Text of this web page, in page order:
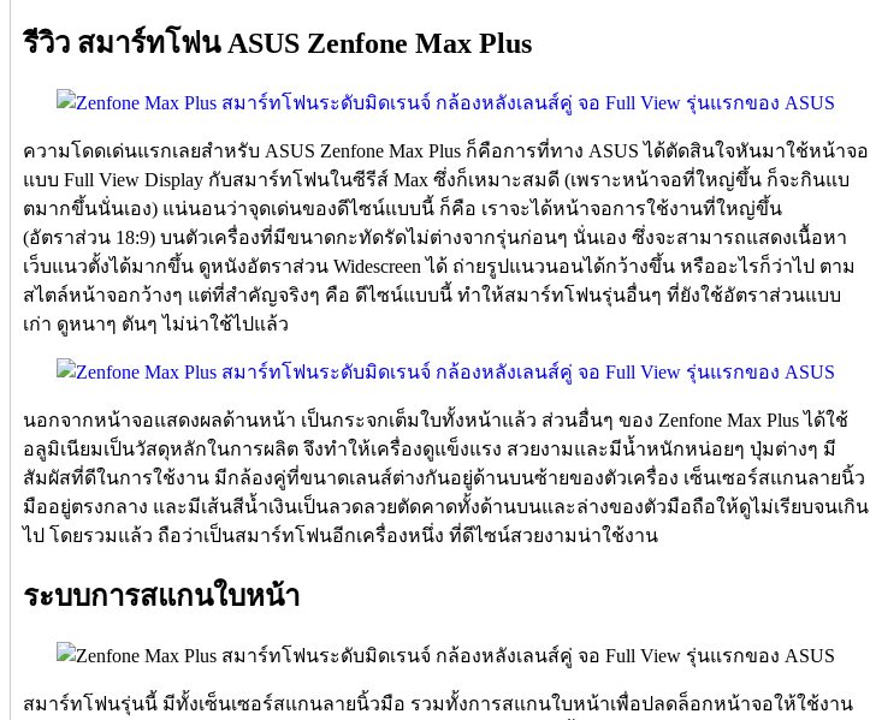
รีวิว สมาร์ทโฟน ASUS Zenfone Max Plus
ความโดดเด่นแรกเลยสำหรับ ASUS Zenfone Max Plus ก็คือการที่ทาง ASUS ได้ตัดสินใจหันมาใช้หน้าจอ
แบบ Full View Display กับสมาร์ทโฟนในซีรีส์ Max ซึ่งก็เหมาะสมดี (เพราะหน้าจอที่ใหญ่ขึ้น ก็จะกินแบ
ตมากขึ้นนั่นเอง) แน่นอนว่าจุดเด่นของดีไซน์แบบนี้ ก็คือ เราจะได้หน้าจอการใช้งานที่ใหญ่ขึ้น
(อัตราส่วน 18:9) บนตัวเครื่องที่มีขนาดกะทัดรัดไม่ต่างจากรุ่นก่อนๆ นั่นเอง ซึ่งจะสามารถแสดงเนื้อหา
เว็บแนวตั้งได้มากขึ้น ดูหนังอัตราส่วน Widescreen ได้ ถ่ายรูปแนวนอนได้กว้างขึ้น หรืออะไรก็ว่าไป ตาม
สไตล์หน้าจอกว้างๆ แต่ที่สำคัญจริงๆ คือ ดีไซน์แบบนี้ ทำให้สมาร์ทโฟนรุ่นอื่นๆ ที่ยังใช้อัตราส่วนแบบ
เก่า ดูหนาๆ ตันๆ ไม่น่าใช้ไปแล้ว
นอกจากหน้าจอแสดงผลด้านหน้า เป็นกระจกเต็มใบทั้งหน้าแล้ว ส่วนอื่นๆ ของ Zenfone Max Plus ได้ใช้
อลูมิเนียมเป็นวัสดุหลักในการผลิต จึงทำให้เครื่องดูแข็งแรง สวยงามและมีน้ำหนักหน่อยๆ ปุ่มต่างๆ มี
สัมผัสที่ดีในการใช้งาน มีกล้องคู่ที่ขนาดเลนส์ต่างกันอยู่ด้านบนซ้ายของตัวเครื่อง เซ็นเซอร์สแกนลายนิ้ว
มืออยู่ตรงกลาง และมีเส้นสีน้ำเงินเป็นลวดลวยตัดคาดทั้งด้านบนและล่างของตัวมือถือให้ดูไม่เรียบจนเกิน
ไป โดยรวมแล้ว ถือว่าเป็นสมาร์ทโฟนอีกเครื่องหนึ่ง ที่ดีไซน์สวยงามน่าใช้งาน
ระบบการสแกนใบหน้า
สมาร์ทโฟนรุ่นนี้ มีทั้งเซ็นเซอร์สแกนลายนิ้วมือ รวมทั้งการสแกนใบหน้าเพื่อปลดล็อกหน้าจอให้ใช้งาน